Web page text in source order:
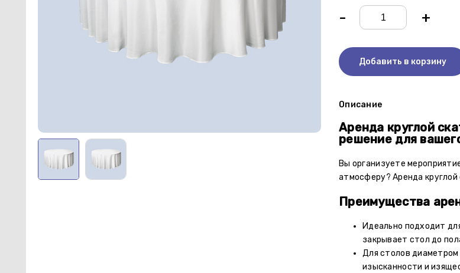
- +
Добавить в корзину
Описание
Аренда круглой
решение для
Вы организуете
атмосферу? Аренда
Преимущества
Идеально подходит
закрывает стол до
Для столов
изысканности и